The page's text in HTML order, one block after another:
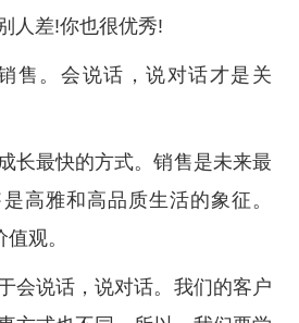
人差!你也很优秀!
售。会说话，说对话才是关
长最快的方式。销售是未来最
高雅和高品质生活的象征。
观。
会说话，说对话。我们的客户